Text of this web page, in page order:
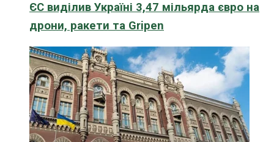
ЄС виділив Україні 3,47 мільярда євро на
дрони, ракети та Gripen